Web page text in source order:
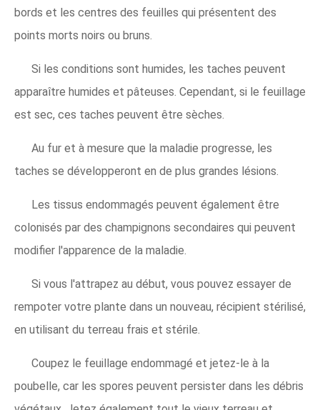
bords et les centres des feuilles qui présentent des
points morts noirs ou bruns.
Si les conditions sont humides, les taches peuvent
apparaître humides et pâteuses. Cependant, si le feuillage
est sec, ces taches peuvent être sèches.
Au fur et à mesure que la maladie progresse, les
taches se développeront en de plus grandes lésions.
Les tissus endommagés peuvent également être
colonisés par des champignons secondaires qui peuvent
modifier l'apparence de la maladie.
Si vous l'attrapez au début, vous pouvez essayer de
rempoter votre plante dans un nouveau, récipient stérilisé,
en utilisant du terreau frais et stérile.
Coupez le feuillage endommagé et jetez-le à la
poubelle, car les spores peuvent persister dans les débris